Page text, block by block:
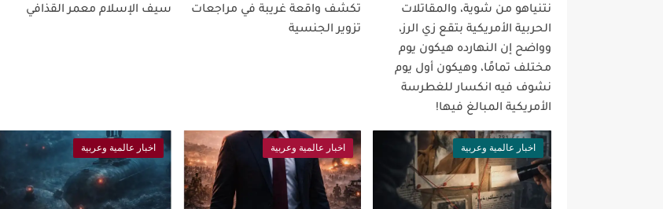
نتنياهو من شوية، والمقاتلات
الحربية الأمريكية بتقع زي الرز،
وواضح إن النهارده هيكون يوم
مختلف تمامًا، وهيكون أول يوم
نشوف فيه انكسار للغطرسة
الأمريكية المبالغ فيها!
تكشف واقعة غريبة في مراجعات
تزوير الجنسية
سيف الإسلام معمر القذافي
اخبار عالمية وعربية اخبار عالمية وعربية اخبار عالمية وعربية